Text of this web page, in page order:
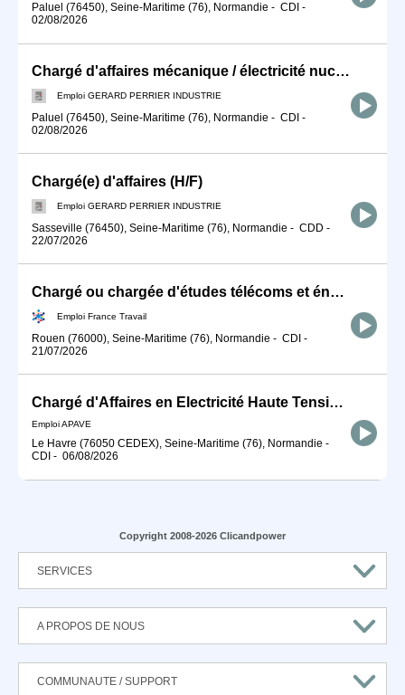
Paluel (76450), Seine-Maritime (76), Normandie - CDI -
02/08/2026
Chargé d'affaires mécanique / électricité nucléaire (F/H)
Emploi GERARD PERRIER INDUSTRIE
Paluel (76450), Seine-Maritime (76), Normandie - CDI -
02/08/2026
Chargé(e) d'affaires (H/F)
Emploi GERARD PERRIER INDUSTRIE
Sasseville (76450), Seine-Maritime (76), Normandie - CDD -
22/07/2026
Chargé ou chargée d'études télécoms et énergie (H/F)
Emploi France Travail
Rouen (76000), Seine-Maritime (76), Normandie - CDI -
21/07/2026
Chargé d'Affaires en Electricité Haute Tension H/F
Emploi APAVE
Le Havre (76050 CEDEX), Seine-Maritime (76), Normandie -
CDI - 06/08/2026
Copyright 2008-2026 Clicandpower
SERVICES
A PROPOS DE NOUS
COMMUNAUTE / SUPPORT